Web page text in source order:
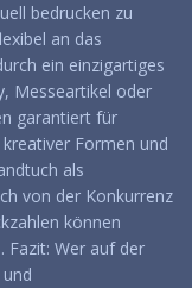
bedrucken zu
an das
ein einzigartiges
Messeartikel oder
garantiert für
Formen und
als
von der Konkurrenz
können
Fazit: Wer auf der